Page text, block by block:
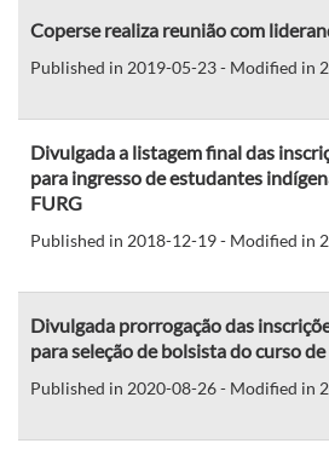
Coperse realiza reunião com
Published in 2019-05-23 - Modified in
Divulgada a listagem final das
para ingresso de estudantes
FURG
Published in 2018-12-19 - Modified in
Divulgada prorrogação das
para seleção de bolsista do curso
Published in 2020-08-26 - Modified in